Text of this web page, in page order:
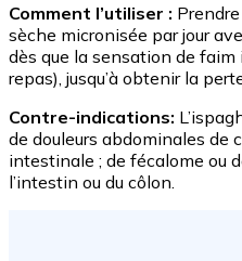
Comment l’utiliser :
sèche micronisée par jour
dès que la sensation de
repas), jusqu’à obtenir la
Contre-indications:
de douleurs abdominales de
intestinale ; de fécalome ou
l’intestin ou du côlon.